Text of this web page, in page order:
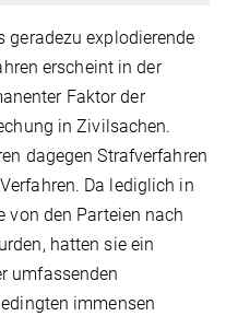
geradezu explodierende
erscheint in der
Faktor der
in Zivilsachen.
dagegen Strafverfahren
Da lediglich in
von den Parteien nach
hatten sie ein
umfassenden
immensen